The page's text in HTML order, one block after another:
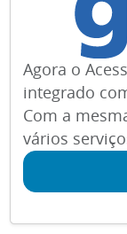
Agora o
integrado
Com a
vários